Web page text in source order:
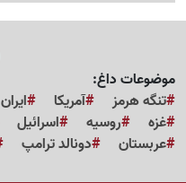
موضوعات داغ:
تنگه هرمز
آمریکا ایران
غزه
روسیه اسرائیل
عربستان
دونالد ترامپ